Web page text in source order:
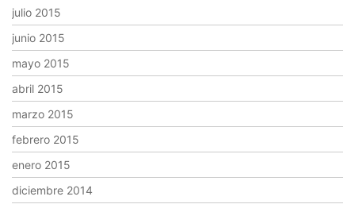
julio 2015
junio 2015
mayo 2015
abril 2015
marzo 2015
febrero 2015
enero 2015
diciembre 2014